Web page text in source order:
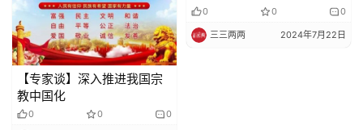
免
责
声
明
【专家谈】深入推进我国宗
教中国化
0 0 0
进中国式现代化的决定》的
说明
0 0 0
三三两两 2024年7月22日